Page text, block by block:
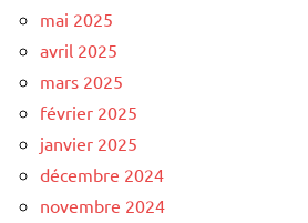
mai 2025
avril 2025
mars 2025
février 2025
janvier 2025
décembre 2024
novembre 2024